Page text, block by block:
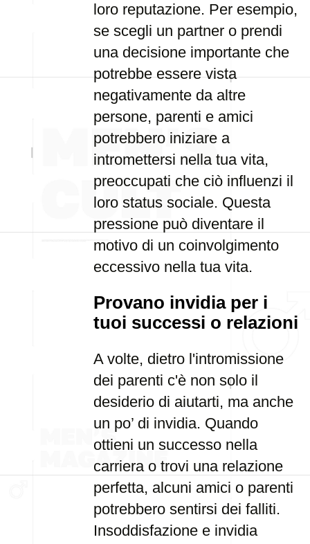
loro reputazione. Per esempio,
se scegli un partner o prendi
una decisione importante che
potrebbe essere vista
negativamente da altre
persone, parenti e amici
potrebbero iniziare a
intromettersi nella tua vita,
preoccupati che ciò influenzi il
loro status sociale. Questa
pressione può diventare il
motivo di un coinvolgimento
eccessivo nella tua vita.
Provano invidia per i
tuoi successi o relazioni
A volte, dietro l'intromissione
dei parenti c'è non solo il
desiderio di aiutarti, ma anche
un po’ di invidia. Quando
ottieni un successo nella
carriera o trovi una relazione
perfetta, alcuni amici o parenti
potrebbero sentirsi dei falliti.
Insoddisfazione e invidia